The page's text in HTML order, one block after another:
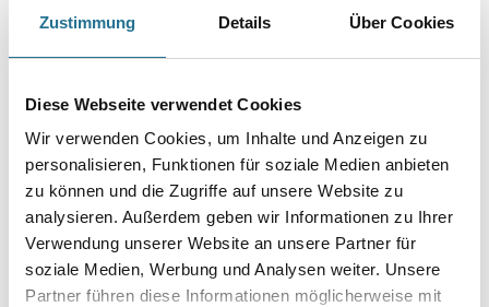
Zustimmung Details Über Cookies
Diese Webseite verwendet Cookies
Wir verwenden Cookies, um Inhalte und Anzeigen zu
personalisieren, Funktionen für soziale Medien anbieten
zu können und die Zugriffe auf unsere Website zu
analysieren. Außerdem geben wir Informationen zu Ihrer
Verwendung unserer Website an unsere Partner für
soziale Medien, Werbung und Analysen weiter. Unsere
Partner führen diese Informationen möglicherweise mit
PRODUKTEIGENSCHAFTEN
Produkteigenschaft
- Starke Haftung auf vielen Untergründen
- Hoher Lichtindex
- Desinfektionsmittelbeständig